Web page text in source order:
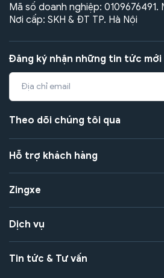
Mã số doanh nghiệp: 0109676491.
Nơi cấp: SKH & ĐT TP. Hà Nội
Đăng ký nhận những tin tức
Theo dõi chúng tôi qua
Hỗ trợ khách hàng
Zingxe
Dịch vụ
Tin tức & Tư vấn